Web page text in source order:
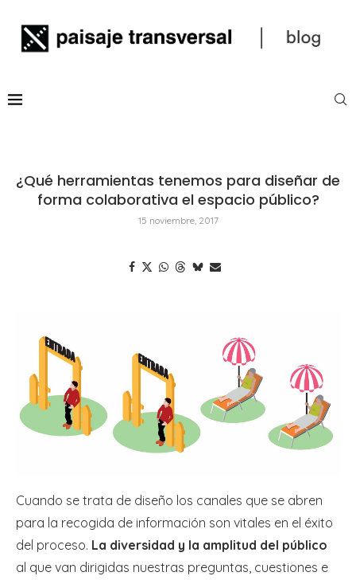
¿Qué herramientas tenemos para diseñar de
forma colaborativa el espacio público?
15 noviembre, 2017
Cuando se trata de diseño los canales que se abren
para la recogida de información son vitales en el éxito
del proceso. La diversidad y la amplitud del público
al que van dirigidas nuestras preguntas, cuestiones e